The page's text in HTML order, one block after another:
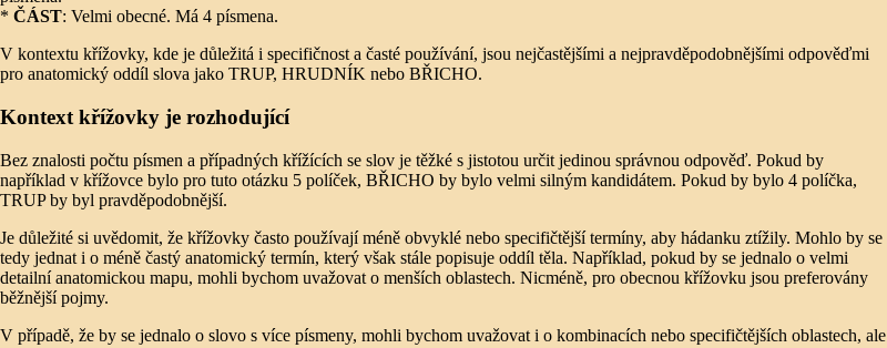
* ČÁST: Velmi obecné. Má 4 písmena.
V kontextu křížovky, kde je důležitá i specifičnost a časté používání, jsou nejčastějšími a nejpravděpodobnějšími odpověďmi
pro anatomický oddíl slova jako TRUP, HRUDNÍK nebo BŘICHO.
Kontext křížovky je rozhodující
Bez znalosti počtu písmen a případných křížících se slov je těžké s jistotou určit jedinou správnou odpověď. Pokud by
například v křížovce bylo pro tuto otázku 5 políček, BŘICHO by bylo velmi silným kandidátem. Pokud by bylo 4 políčka,
TRUP by byl pravděpodobnější.
Je důležité si uvědomit, že křížovky často používají méně obvyklé nebo specifičtější termíny, aby hádanku ztížily. Mohlo by se
tedy jednat i o méně častý anatomický termín, který však stále popisuje oddíl těla. Například, pokud by se jednalo o velmi
detailní anatomickou mapu, mohli bychom uvažovat o menších oblastech. Nicméně, pro obecnou křížovku jsou preferovány
běžnější pojmy.
V případě, že by se jednalo o slovo s více písmeny, mohli bychom uvažovat i o kombinacích nebo specifičtějších oblastech, ale